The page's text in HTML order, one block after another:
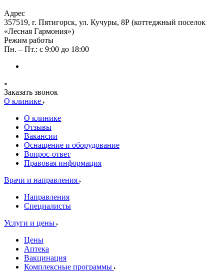
Адрес
357519, г. Пятигорск, ул. Кучуры, 8Р (коттеджный поселок
«Лесная Гармония»)
Режим работы
Пн. – Пт.: с 9:00 до 18:00
Заказать звонок
О клинике
О клинике
Отзывы
Вакансии
Оснащение и оборудование
Вопрос-ответ
Правовая информация
Врачи и направления
Направления
Специалисты
Услуги и цены
Цены
Аптека
Вакцинация
Комплексные программы